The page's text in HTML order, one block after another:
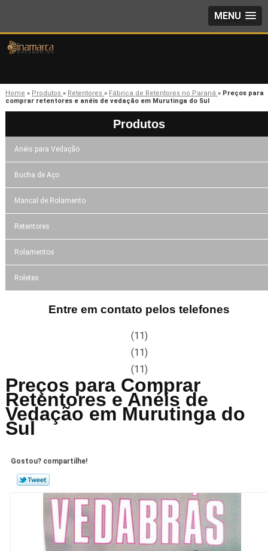
MENU
Home » Produtos » Retentores » Fábrica de Retentores no Paraná » Preços para
comprar retentores e anéis de vedação em Murutinga do Sul
Produtos
Anéis para Vedação
Bucha de Aço
Mancal de Rolamento
Retentores
Rolamentos
Roletes
Entre em contato pelos telefones
(11)
(11)
(11)
Preços para Comprar
Retentores e Anéis de
Vedação em Murutinga do
Sul
Gostou? compartilhe!